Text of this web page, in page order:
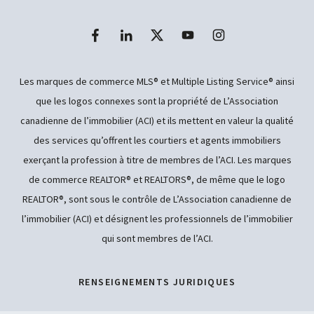
RENSEIGNEMENTS JURIDIQUES
Les marques de commerce MLS® et Multiple Listing Service® ainsi
que les logos connexes sont la propriété de L’Association
canadienne de l’immobilier (ACI) et ils mettent en valeur la qualité
des services qu’offrent les courtiers et agents immobiliers
exerçant la profession à titre de membres de l’ACI. Les marques
de commerce REALTOR® et REALTORS®, de même que le logo
REALTOR®, sont sous le contrôle de L’Association canadienne de
l’immobilier (ACI) et désignent les professionnels de l’immobilier
qui sont membres de l’ACI.